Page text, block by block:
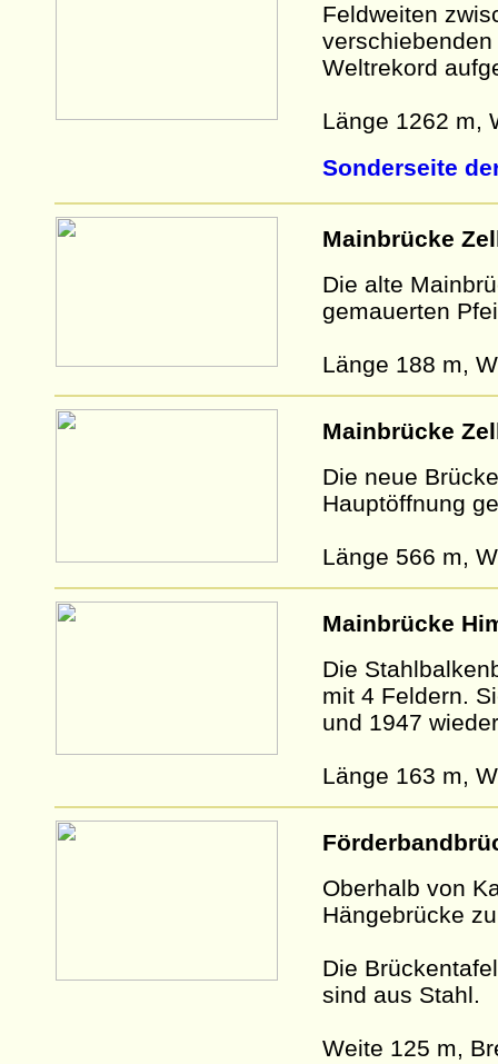
Feldweiten
Weltrekord
Länge 1262 m,
Sonderseite
Mainbrücke
Die alte
gemauerten
Länge 188 m,
Mainbrücke
Die neue
Hauptöffnung
Länge 566 m,
Mainbrücke
Die
mit 4 Feldern.
und 1947
Länge 163 m,
Oberhalb von
Hängebrücke
Die
sind aus Stahl.
Weite 125 m,